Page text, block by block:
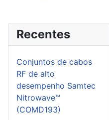
Recentes
Conjuntos de cabos
RF de alto
desempenho Samtec
Nitrowave™
(COMD193)